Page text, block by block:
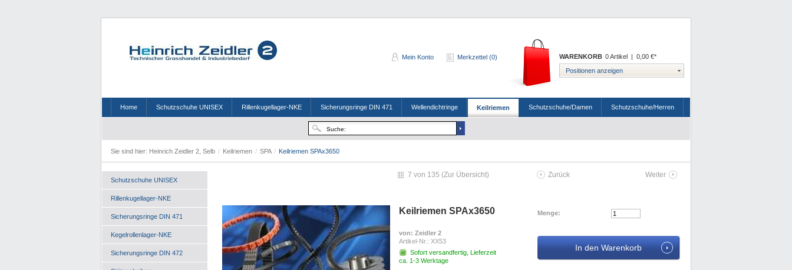
Mein Konto Merkzettel (0) WARENKORB 0 Artikel | 0,00 €*
Positionen anzeigen
Home Schutzschuhe UNISEX Rillenkugellager-NKE Sicherungsringe DIN 471 Wellendichtringe Keilriemen Schutzschuhe/Damen Schutzschuhe/Herren
Sie sind hier: Heinrich Zeidler 2, Selb / Keilriemen / SPA / Keilriemen SPAx3650
Schutzschuhe UNISEX
Rillenkugellager-NKE
Sicherungsringe DIN 471
Kegelrollenlager-NKE
Sicherungsringe DIN 472
7 von 135 (Zur Übersicht) Zurück Weiter
Keilriemen SPAx3650
von: Zeidler 2
Artikel-Nr.: XX53
Sofort versandfertig, Lieferzeit
ca. 1-3 Werktage
Menge: